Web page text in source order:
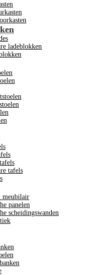
ladeblokken
tafels
meubilair
panelen
scheidingswanden